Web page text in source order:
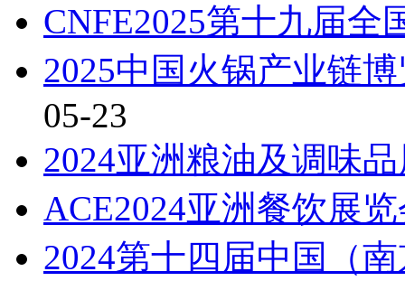
CNFE2025第十九届全
2025中国火锅产业链
05-23
2024亚洲粮油及调味
ACE2024亚洲餐饮展
2024第十四届中国（